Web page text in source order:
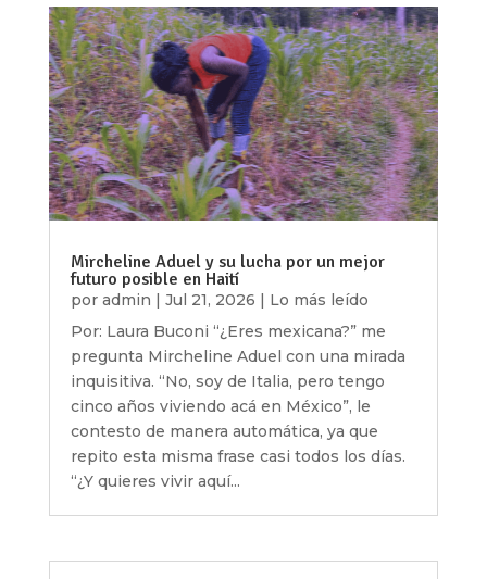
Mircheline Aduel y su lucha por un mejor
futuro posible en Haití
por admin | Jul 21, 2026 | Lo más leído
Por: Laura Buconi “¿Eres mexicana?” me
pregunta Mircheline Aduel con una mirada
inquisitiva. “No, soy de Italia, pero tengo
cinco años viviendo acá en México”, le
contesto de manera automática, ya que
repito esta misma frase casi todos los días.
“¿Y quieres vivir aquí...